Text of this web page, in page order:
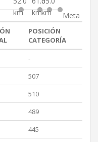
km
kmkm
Meta
POSICIÓN
CATEGORÍA
-
507
510
489
445